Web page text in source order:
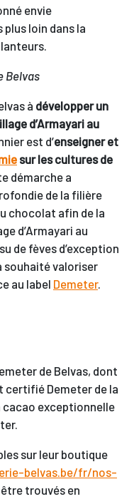
envie
plus loin dans la
Belvas
à développer un
d’Armayari au
est d’enseigner et
sur les cultures de
démarche a
de la filière
chocolat afin de la
d’Armayari au
de fèves d’exception
souhaité valoriser
au label Demeter.
de Belvas, dont
certifié Demeter de la
cacao exceptionnelle
sur leur boutique
belvas.be/fr/nos-
trouvés en